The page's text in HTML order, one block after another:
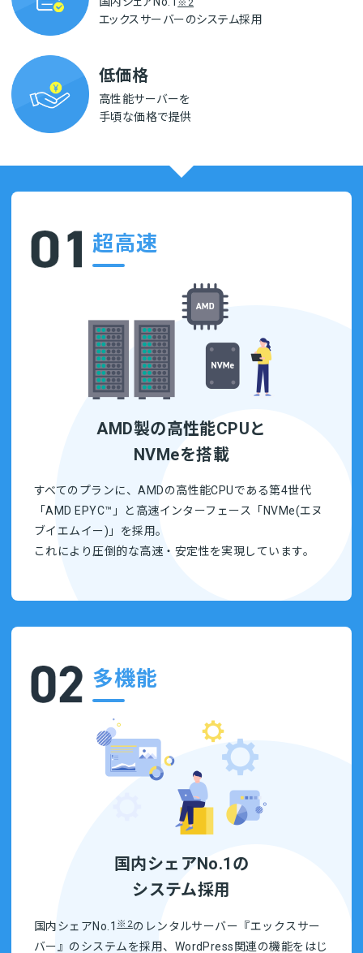
※2
エックスサーバーのシステム採用
低価格
高性能サーバーを
手頃な価格で提供
超高速
AMD製の高性能CPUと
NVMeを搭載
すべてのプランに、AMDの高性能CPUである第4世代
「AMD EPYC™」と高速インターフェース「NVMe(エヌ
ブイエムイー)」を採用。
これにより圧倒的な高速・安定性を実現しています。
多機能
国内シェアNo.1の
システム採用
国内シェアNo.1※2のレンタルサーバー『エックスサー
バー』のシステムを採用、WordPress関連の機能をはじ